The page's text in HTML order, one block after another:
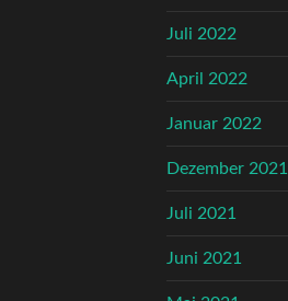
Juli 2022
April 2022
Januar 2022
Dezember 2021
Juli 2021
Juni 2021